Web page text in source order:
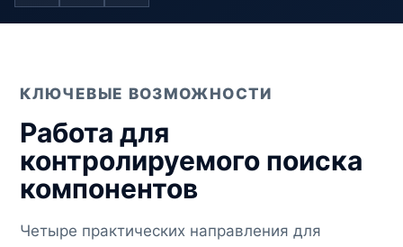
Показать слайд поиска компонентов
Показать слайд труднодоступных
Показать слайд качества
КЛЮЧЕВЫЕ ВОЗМОЖНОСТИ
Работа для
контролируемого поиска
компонентов
Четыре практических направления для